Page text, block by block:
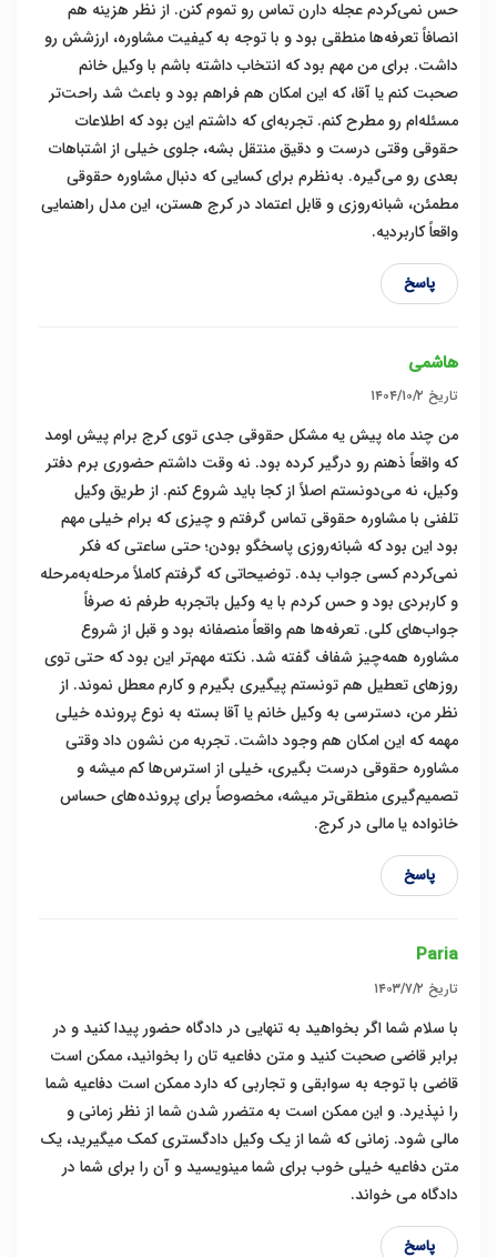
حس نمی‌کردم عجله دارن تماس رو تموم کنن. از نظر هزینه هم
انصافاً تعرفه‌ها منطقی بود و با توجه به کیفیت مشاوره، ارزشش رو
داشت. برای من مهم بود که انتخاب داشته باشم با وکیل خانم
صحبت کنم یا آقا، که این امکان هم فراهم بود و باعث شد راحت‌تر
مسئله‌ام رو مطرح کنم. تجربه‌ای که داشتم این بود که اطلاعات
حقوقی وقتی درست و دقیق منتقل بشه، جلوی خیلی از اشتباهات
بعدی رو می‌گیره. به‌نظرم برای کسایی که دنبال مشاوره حقوقی
مطمئن، شبانه‌روزی و قابل اعتماد در کرج هستن، این مدل راهنمایی
واقعاً کاربردیه.
پاسخ
هاشمی
تاریخ ۱۴۰۴/۱۰/۲
من چند ماه پیش یه مشکل حقوقی جدی توی کرج برام پیش اومد
که واقعاً ذهنم رو درگیر کرده بود. نه وقت داشتم حضوری برم دفتر
وکیل، نه می‌دونستم اصلاً از کجا باید شروع کنم. از طریق وکیل
تلفنی با مشاوره حقوقی تماس گرفتم و چیزی که برام خیلی مهم
بود این بود که شبانه‌روزی پاسخگو بودن؛ حتی ساعتی که فکر
نمی‌کردم کسی جواب بده. توضیحاتی که گرفتم کاملاً مرحله‌به‌مرحله
و کاربردی بود و حس کردم با یه وکیل باتجربه طرفم نه صرفاً
جواب‌های کلی. تعرفه‌ها هم واقعاً منصفانه بود و قبل از شروع
مشاوره همه‌چیز شفاف گفته شد. نکته مهم‌تر این بود که حتی توی
روزهای تعطیل هم تونستم پیگیری بگیرم و کارم معطل نموند. از
نظر من، دسترسی به وکیل خانم یا آقا بسته به نوع پرونده خیلی
مهمه که این امکان هم وجود داشت. تجربه من نشون داد وقتی
مشاوره حقوقی درست بگیری، خیلی از استرس‌ها کم میشه و
تصمیم‌گیری منطقی‌تر میشه، مخصوصاً برای پرونده‌های حساس
خانواده یا مالی در کرج.
پاسخ
Paria
تاریخ ۱۴۰۳/۷/۲
با سلام شما اگر بخواهید به تنهایی در دادگاه حضور پیدا کنید و در
برابر قاضی صحبت کنید و متن دفاعیه تان را بخوانید، ممکن است
قاضی با توجه به سوابقی و تجاربی که دارد ممکن است دفاعیه شما
را نپذیرد. و این ممکن است به متضرر شدن شما از نظر زمانی و
مالی شود. زمانی که شما از یک وکیل دادگستری کمک میگیرید، یک
متن دفاعیه خیلی خوب برای شما مینویسید و آن را برای شما در
دادگاه می خواند.
پاسخ